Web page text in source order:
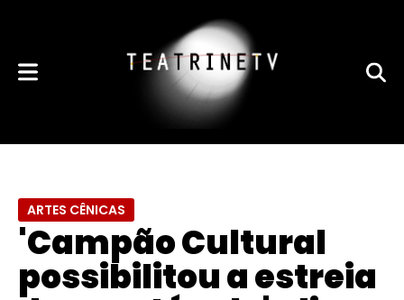
ARTES CÊNICAS
​'Campão Cultural
possibilitou a estreia